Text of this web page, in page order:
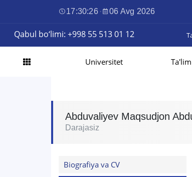
17:30:27 · 06 Avg 2026
Qabul bo‘limi: +998 55 513 01 12
Universitet Ta'lim
Abduvaliyev Maqsudjon
Darajasiz
Biografiya va CV